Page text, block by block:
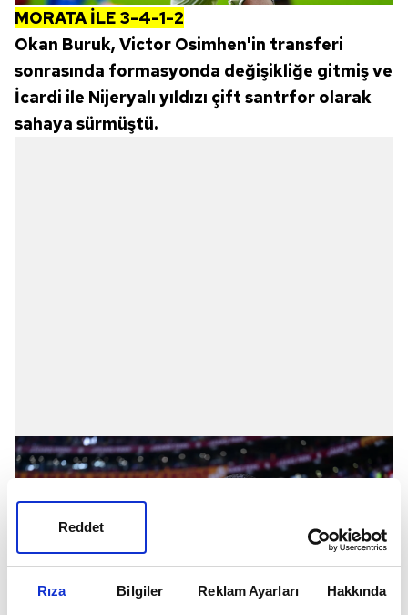
Rıza Bilgiler Reklam Ayarları Hakkında
Reddet
MORATA İLE 3-4-1-2
Okan Buruk, Victor Osimhen'in transferi
sonrasında formasyonda değişikliğe gitmiş ve
İcardi ile Nijeryalı yıldızı çift santrfor olarak
sahaya sürmüştü.